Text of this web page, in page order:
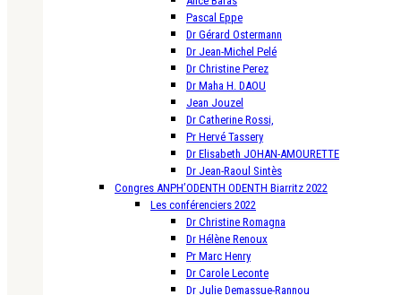
Pascal Eppe
Dr Gérard Ostermann
Dr Jean-Michel Pelé
Dr Christine Perez
Dr Maha H. DAOU
Jean Jouzel
Dr Catherine Rossi,
Pr Hervé Tassery
Dr Elisabeth JOHAN-AMOURETTE
Dr Jean-Raoul Sintès
Congres ANPH’ODENTH ODENTH Biarritz 2022
Les conférenciers 2022
Dr Christine Romagna
Dr Hélène Renoux
Pr Marc Henry
Dr Carole Leconte
Dr Julie Demassue-Rannou